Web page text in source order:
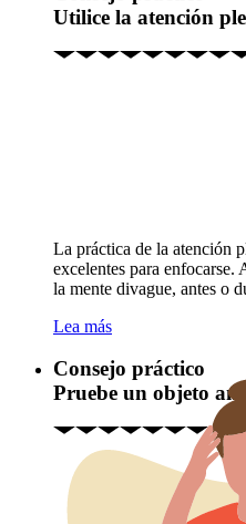
Utilice la atención
La práctica de la atención
excelentes para enfocarse.
la mente divague, antes o
Lea más
Consejo práctico
Pruebe un objeto